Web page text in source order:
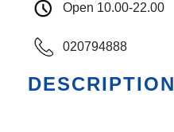
Open 10.00-22.00
020794888
DESCRIPTION